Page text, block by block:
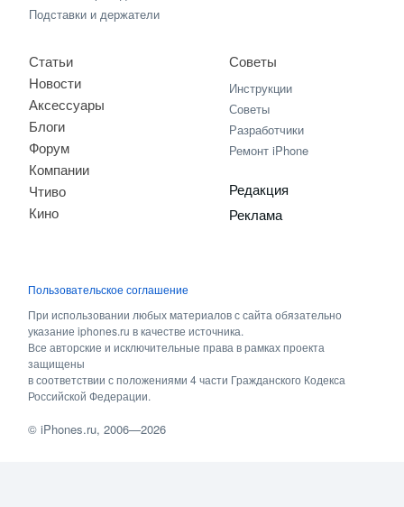
Подставки и держатели
Статьи
Новости
Аксессуары
Блоги
Форум
Компании
Чтиво
Кино
Советы
Инструкции
Советы
Разработчики
Ремонт iPhone
Редакция
Реклама
Пользовательское соглашение
При использовании любых материалов с сайта обязательно
указание iphones.ru в качестве источника.
Все авторские и исключительные права в рамках проекта
защищены
в соответствии с положениями 4 части Гражданского Кодекса
Российской Федерации.
©iPhones.ru, 2006—2026